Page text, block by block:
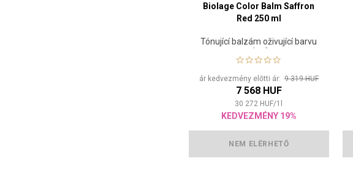
Biolage Color Balm Saffron
Red 250 ml
Tónující balzám oživující barvu
vlasů
ár kedvezmény előtti ár: 9 319 HUF
7 568 HUF
30 272 HUF/1
KEDVEZMÉNY 19%
NEM ELÉRHETŐ